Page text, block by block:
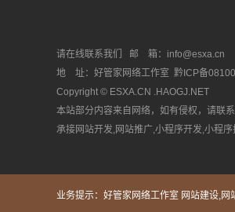
请在线联系我们 邮 箱：info@esxa.cn
地 址：好管家网络工作室 黔ICP备
Copyright © ESXA.CN .HAOGJ.NET
本站部分内容来自网络，如有侵权，请联系
承接网站开发,网站推广,小程序开发,小程
业务提示：好管家网络工作室 网站建设,